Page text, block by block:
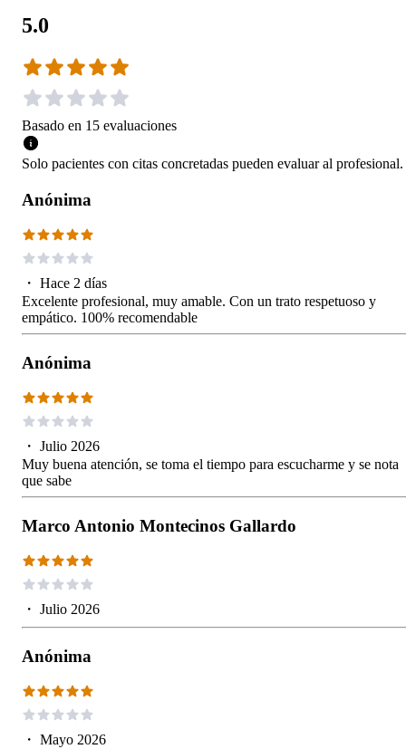
5.0
Basado en 15 evaluaciones
Solo pacientes con citas concretadas pueden evaluar al profesional.
Anónima
・ Hace 2 días
Excelente profesional, muy amable. Con un trato respetuoso y
empático. 100% recomendable
Anónima
・ Julio 2026
Muy buena atención, se toma el tiempo para escucharme y se nota
que sabe
Marco Antonio Montecinos Gallardo
・ Julio 2026
Anónima
・ Mayo 2026